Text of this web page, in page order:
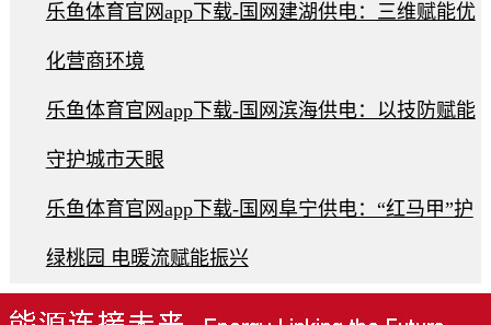
乐鱼体育官网app下载-国网建湖供电：三维赋能优
化营商环境
乐鱼体育官网app下载-国网滨海供电：以技防赋能
守护城市天眼
乐鱼体育官网app下载-国网阜宁供电：“红马甲”护
绿桃园 电暖流赋能振兴